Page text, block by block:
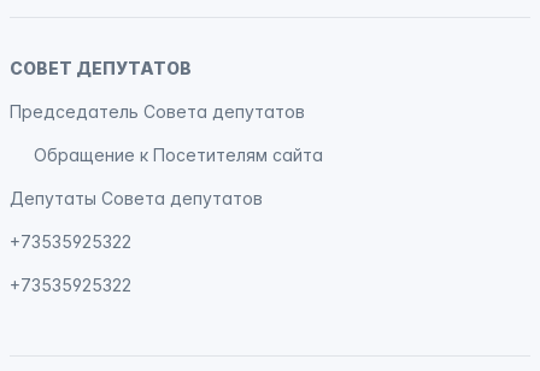
СОВЕТ ДЕПУТАТОВ
Председатель Совета депутатов
Обращение к Посетителям сайта
Депутаты Совета депутатов
+73535925322
+73535925322